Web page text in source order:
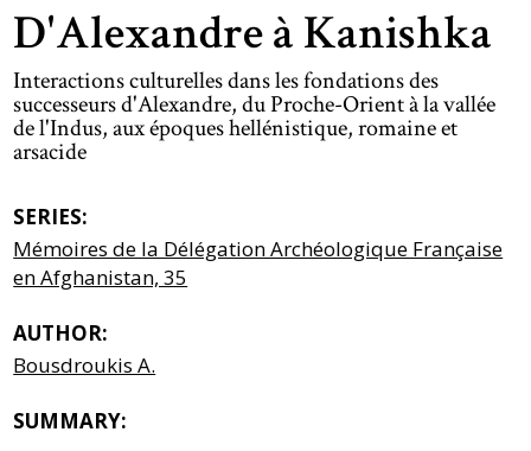
D'Alexandre à Kanishka
Interactions culturelles dans les fondations des
successeurs d'Alexandre, du Proche-Orient à la vallée
de l'Indus, aux époques hellénistique, romaine et
arsacide
SERIES:
Mémoires de la Délégation Archéologique Française
en Afghanistan, 35
AUTHOR:
Bousdroukis A.
SUMMARY: